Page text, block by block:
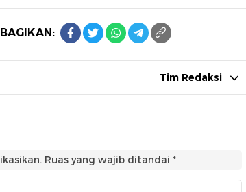
BAGIKAN:
Tim Redaksi
Ruas yang wajib ditandai *